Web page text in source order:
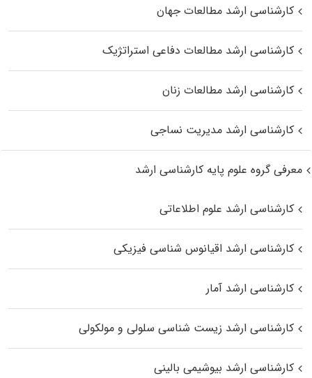
کارشناسی ارشد مطالعات جهان
کارشناسی ارشد مطالعات دفاعی استراتژیک
کارشناسی ارشد مطالعات زنان
کارشناسی ارشد مدیریت نساجی
معرفی گروه علوم پایه کارشناسی ارشد
کارشناسی ارشد علوم اطلاعاتی
کارشناسی ارشد اقیانوس‌ شناسی فیزیکی
کارشناسی ارشد آمار
کارشناسی ارشد زیست شناسی سلولی و مولکولی
کارشناسی ارشد بیوشیمی بالینی